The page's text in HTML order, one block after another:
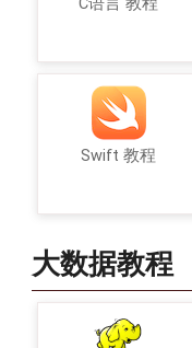
C语言 教程
Swift 教程
大数据教程